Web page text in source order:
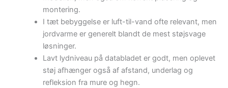
montering.
I tæt bebyggelse er luft-til-vand ofte relevant, men
jordvarme er generelt blandt de mest støjsvage
løsninger.
Lavt lydniveau på databladet er godt, men oplevet
støj afhænger også af afstand, underlag og
refleksion fra mure og hegn.